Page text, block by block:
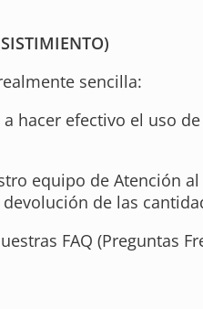
sencilla:
hacer efectivo el uso
equipo de Atención
de las
FAQ (Preguntas